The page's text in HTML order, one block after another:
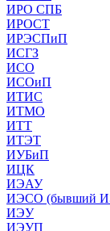
ИРО СПБ
ИРОСТ
ИРЭСПиП
ИСГЗ
ИСО
ИСОиП
ИТИС
ИТМО
ИТТ
ИТЭТ
ИУБиП
ИЦК
ИЭАУ
ИЭСО (бывший
ИЭУ
ИЭУП